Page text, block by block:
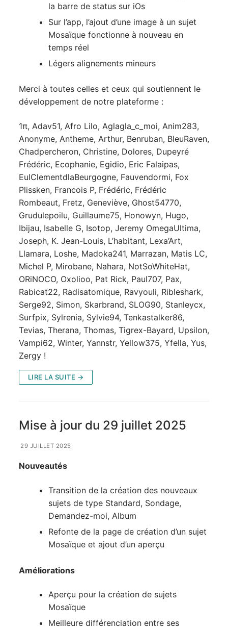
la barre de status sur iOs
Sur l’app, l’ajout d’une image à un sujet
Mosaïque fonctionne à nouveau en
temps réel
Légers alignements mineurs
Merci à toutes celles et ceux qui soutiennent le
développement de notre plateforme :
1π, Adav51, Afro Lilo, Aglagla_c_moi, Anim283,
Anonyme, Antheme, Arthur, Benruban, BleuRaven,
Chadpercheron, Christine, Dolores, Dupeyré
Frédéric, Ecophanie, Egidio, Eric Falaipas,
EulClementdlaBeurgogne, Fauvendormi, Fox
Plissken, Francois P, Frédéric, Frédéric
Rombeaut, Fretz, Geneviève, Ghost54770,
Grudulepoilu, Guillaume75, Honowyn, Hugo,
Ibijau, Isabelle G, Isotop, Jeremy OmegaUltima,
Joseph, K. Jean-Louis, L’habitant, Lexa’Art,
Llamara, Loshe, Madoka241, Marrazan, Matis LC,
Michel P, Mirobane, Nahara, NotSoWhiteHat,
ORiNOCO, Oxolioo, Pat Rick, Paul707, Pax,
Rabicat22, Radisatomique, Ravyouli, Ribleshark,
Serge92, Simon, Skarbrand, SLOG90, Stanleycx,
Surfpix, Sylrenia, Sylvie94, Tenkastalker86,
Tevias, Therana, Thomas, Tigrex-Bayard, Upsilon,
Vampi62, Winter, Yannstr, Yellow375, Yfella, Yus,
Zergy !
LIRE LA SUITE →
Mise à jour du 29 juillet 2025
29 JUILLET 2025
Nouveautés
Transition de la création des nouveaux
sujets de type Standard, Sondage,
Demandez-moi, Album
Refonte de la page de création d’un sujet
Mosaïque et ajout d’un aperçu
Améliorations
Aperçu pour la création de sujets
Mosaïque
Meilleure différenciation entre ses